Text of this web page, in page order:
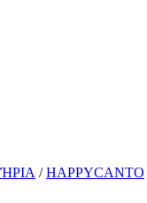
/HAPPYCANTO